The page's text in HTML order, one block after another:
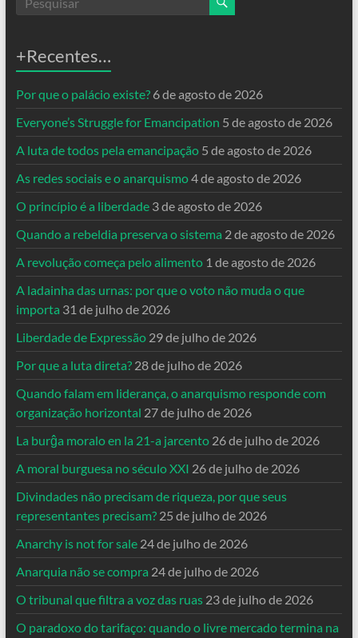
+Recentes…
Por que o palácio existe? 6 de agosto de 2026
Everyone’s Struggle for Emancipation 5 de agosto de 2026
A luta de todos pela emancipação 5 de agosto de 2026
As redes sociais e o anarquismo4 de agosto de 2026
O princípio é a liberdade 3 de agosto de 2026
Quando a rebeldia preserva o sistema 2 de agosto de 2026
A revolução começa pelo alimento 1 de agosto de 2026
A ladainha das urnas: por que o voto não muda o que
importa 31 de julho de 2026
Liberdade de Expressão 29 de julho de 2026
Por que a luta direta? 28 de julho de 2026
Quando falam em liderança, o anarquismo responde com
organização horizontal 27 de julho de 2026
La burĝa moralo en la 21-a jarcento 26 de julho de 2026
A moral burguesa no século XXI 26 de julho de 2026
Divindades não precisam de riqueza, por que seus
representantes precisam? 25 de julho de 2026
Anarchy is not for sale 24 de julho de 2026
Anarquia não se compra 24 de julho de 2026
O tribunal que filtra a voz das ruas 23 de julho de 2026
O paradoxo do tarifaço: quando o livre mercado termina na